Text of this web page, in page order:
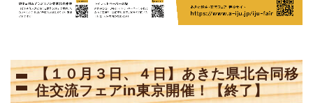
【１０月３日、４日】あきた県北合同移
住交流フェアin東京開催！【終了】